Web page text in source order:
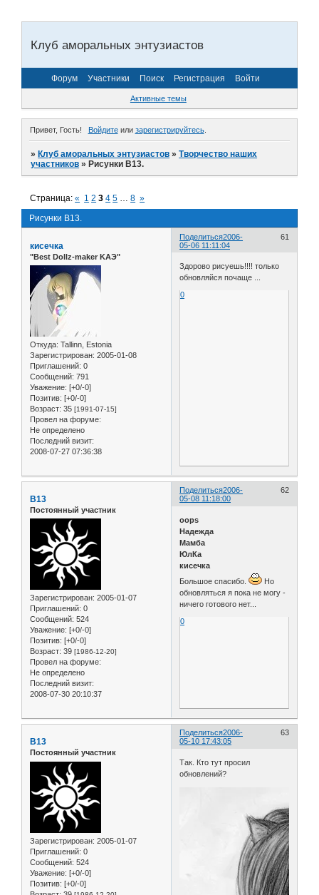
Клуб аморальных энтузиастов
Форум Участники Поиск Регистрация Войти
Активные темы
Привет, Гость! Войдитеили зарегистрируйтесь.
»Клуб аморальных энтузиастов »Творчество наших
участников »Рисунки B13.
Рисунки B13.
Страница:« 1 2 3 4 5 … 8 »
Поделиться 61
2006-
05-06 11:11:04
кисечка
"Best Dollz-maker KAЭ"
Откуда: Tallinn, Estonia
Зарегистрирован: 2005-01-08
Приглашений: 0
Сообщений: 791
Уважение: [+0/-0]
Позитив: [+0/-0]
Возраст: 35 [1991-07-15]
Провел на форуме:
Не определено
Последний визит:
2008-07-27 07:36:38
Здорово рисуешь!!!! только
обновляйся почаще ...
0
Поделиться 62
2006-
05-08 11:18:00
B13
Постоянный участник
Зарегистрирован: 2005-01-07
Приглашений: 0
Сообщений: 524
Уважение: [+0/-0]
Позитив: [+0/-0]
Возраст: 39 [1986-12-20]
Провел на форуме:
Не определено
Последний визит:
2008-07-30 20:10:37
oops
Надежда
Мамба
ЮлКа
кисечка
Большое спасибо.
Но
обновляться я пока не могу -
ничего готового нет...
0
Поделиться 63
2006-
05-10 17:43:05
B13
Постоянный участник
Зарегистрирован: 2005-01-07
Приглашений: 0
Сообщений: 524
Уважение: [+0/-0]
Позитив: [+0/-0]
Так. Кто тут просил
обновлений?